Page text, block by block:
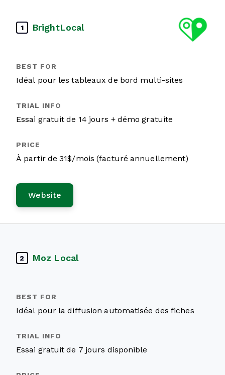
1 BrightLocal
Idéal pour les tableaux de bord multi-sites
Essai gratuit de 14 jours + démo gratuite
À partir de 31$/mois (facturé annuellement)
Website
2 Moz Local
Idéal pour la diffusion automatisée des fiches
Essai gratuit de 7 jours disponible